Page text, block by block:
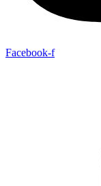
Facebook-f